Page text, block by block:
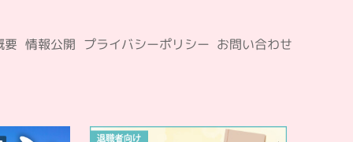
要 情報公開 プライバシーポリシー お問い合わせ